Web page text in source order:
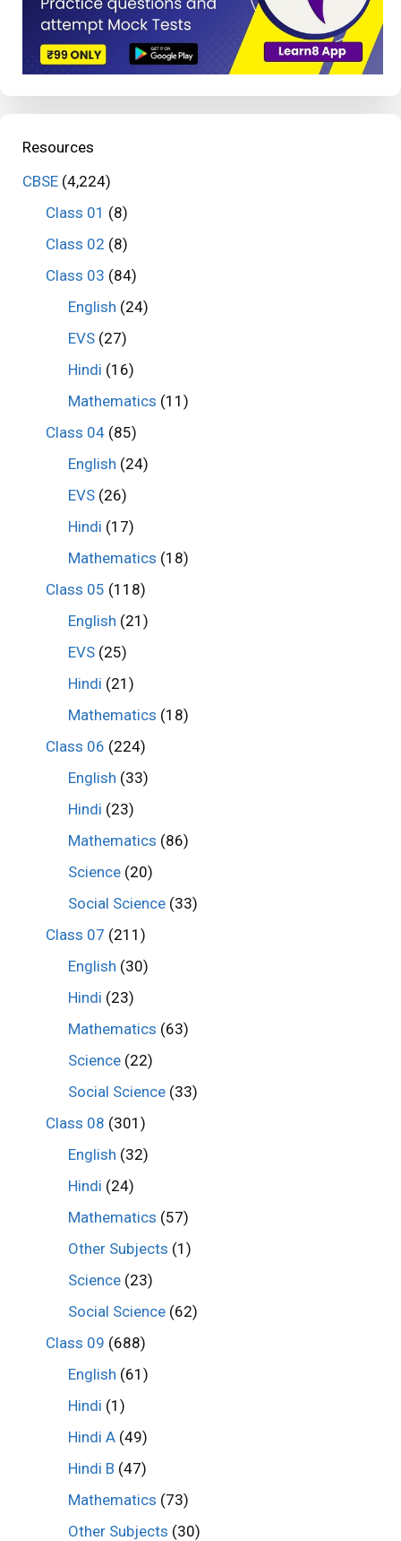
Resources
CBSE (4,224)
Class 01 (8)
Class 02 (8)
Class 03 (84)
English (24)
EVS (27)
Hindi (16)
Mathematics (11)
Class 04(85)
English (24)
EVS (26)
Hindi (17)
Mathematics (18)
Class 05 (118)
English (21)
EVS (25)
Hindi (21)
Mathematics (18)
Class 06 (224)
English (33)
Hindi (23)
Mathematics (86)
Science (20)
Social Science (33)
Class 07 (211)
English (30)
Hindi (23)
Mathematics (63)
Science (22)
Social Science (33)
Class 08 (301)
English (32)
Hindi (24)
Mathematics (57)
Other Subjects (1)
Science (23)
Social Science (62)
Class 09 (688)
English (61)
Hindi (1)
Hindi A (49)
Hindi B (47)
Mathematics (73)
Other Subjects (30)